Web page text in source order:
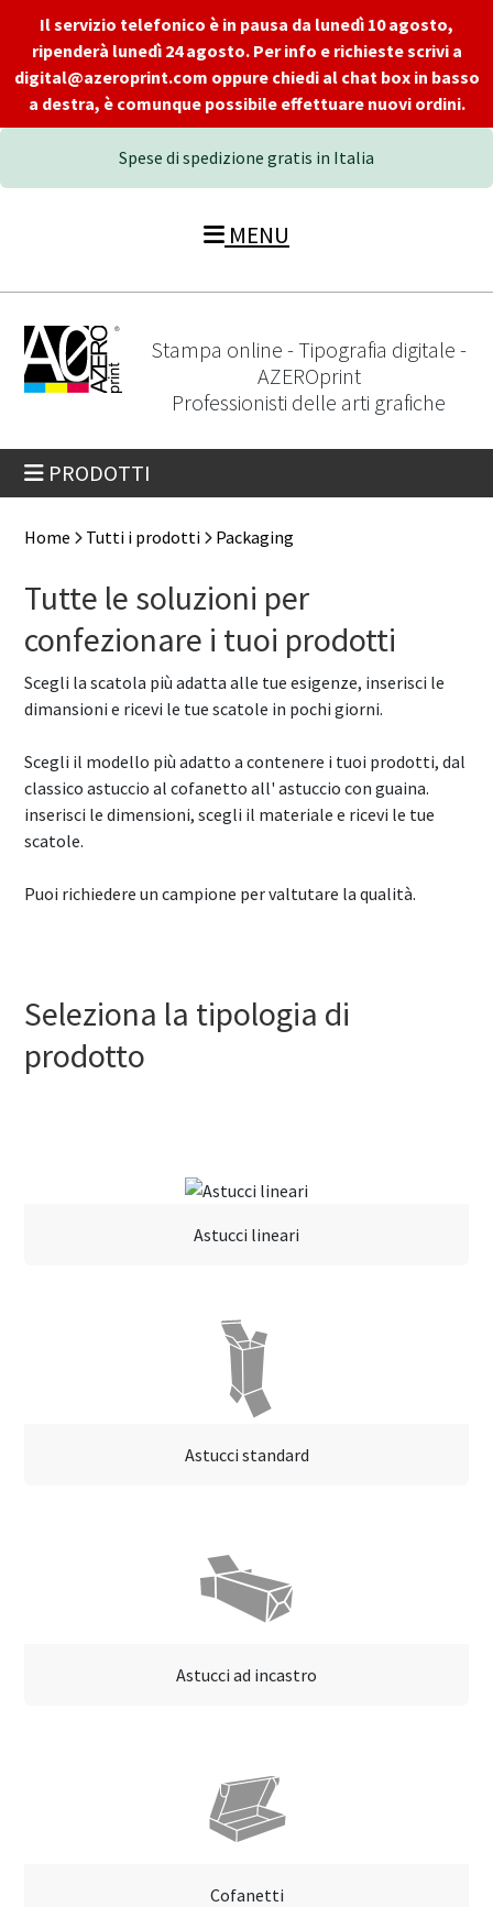
Il servizio telefonico è in pausa da lunedì 10 agosto,
ripenderà lunedì 24 agosto. Per info e richieste scrivi a
digital@azeroprint.com oppure chiedi al chat box in basso
a destra, è comunque possibile effettuare nuovi ordini.
Spese di spedizione gratis in Italia
MENU
Stampa online - Tipografia digitale -
AZEROprint
Professionisti delle arti grafiche
PRODOTTI
Home Tutti i prodotti Packaging
Tutte le soluzioni per
confezionare i tuoi prodotti
Scegli la scatola più adatta alle tue esigenze, inserisci le
dimansioni e ricevi le tue scatole in pochi giorni.
Scegli il modello più adatto a contenere i tuoi prodotti, dal
classico astuccio al cofanetto all' astuccio con guaina.
inserisci le dimensioni, scegli il materiale e ricevi le tue
scatole.
Puoi richiedere un campione per valtutare la qualità.
Seleziona la tipologia di
prodotto
Astucci lineari
Astucci standard
Astucci ad incastro
Cofanetti